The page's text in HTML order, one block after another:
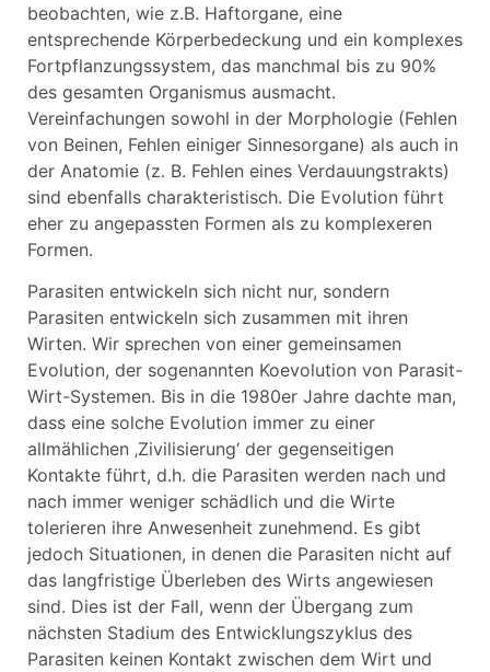
beobachten, wie z.B. Haftorgane, eine
entsprechende Körperbedeckung und ein komplexes
Fortpflanzungssystem, das manchmal bis zu 90%
des gesamten Organismus ausmacht.
Vereinfachungen sowohl in der Morphologie (Fehlen
von Beinen, Fehlen einiger Sinnesorgane) als auch in
der Anatomie (z. B. Fehlen eines Verdauungstrakts)
sind ebenfalls charakteristisch. Die Evolution führt
eher zu angepassten Formen als zu komplexeren
Formen.
Parasiten entwickeln sich nicht nur, sondern
Parasiten entwickeln sich zusammen mit ihren
Wirten. Wir sprechen von einer gemeinsamen
Evolution, der sogenannten Koevolution von Parasit-
Wirt-Systemen. Bis in die 1980er Jahre dachte man,
dass eine solche Evolution immer zu einer
allmählichen ‚Zivilisierung‘ der gegenseitigen
Kontakte führt, d.h. die Parasiten werden nach und
nach immer weniger schädlich und die Wirte
tolerieren ihre Anwesenheit zunehmend. Es gibt
jedoch Situationen, in denen die Parasiten nicht auf
das langfristige Überleben des Wirts angewiesen
sind. Dies ist der Fall, wenn der Übergang zum
nächsten Stadium des Entwicklungszyklus des
Parasiten keinen Kontakt zwischen dem Wirt und